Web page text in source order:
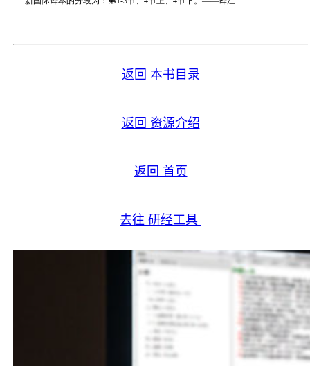
返回 本书目录
返回 资源介绍
返回 首页
去往 研经工具